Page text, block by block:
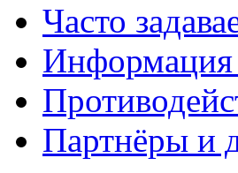
Часто
Партнёры и